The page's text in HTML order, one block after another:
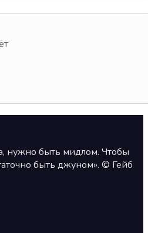
нужно быть мидлом. Чтобы
быть джуном». © Гейб